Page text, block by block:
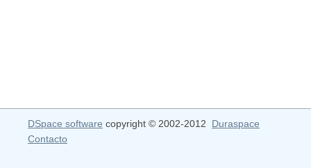
DSpace software copyright © 2002-2012 Duraspace
Contacto